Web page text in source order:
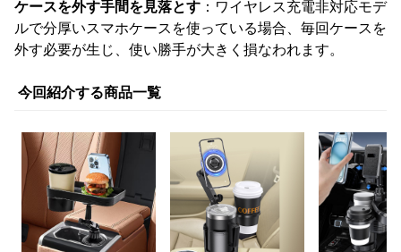
ケースを外す手間を見落とす ：ワイヤレス充電非対応モデ
ルで分厚いスマホケースを使っている場合、毎回ケースを
外す必要が生じ、使い勝手が大きく損なわれます。
今回紹介する商品一覧